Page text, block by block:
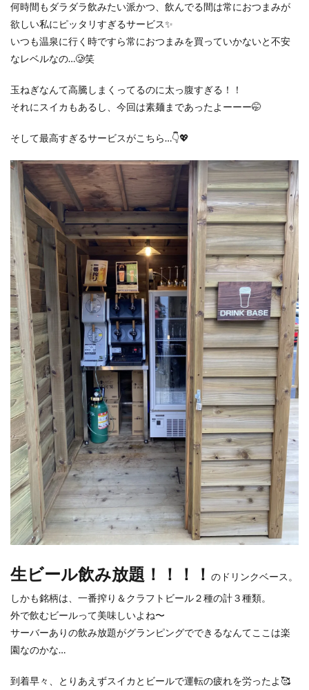
何時間もダラダラ飲みたい派かつ、飲んでる間は常におつまみが
欲しい私にピッタリすぎるサービス✨
いつも温泉に行く時ですら常におつまみを買っていかないと不安
なレベルなの…🥲笑
玉ねぎなんて高騰しまくってるのに太っ腹すぎる！！
それにスイカもあるし、今回は素麺まであったよーーー🤭
そして最高すぎるサービスがこちら…👇💖
生ビール飲み放題！！！！ のドリンクベース。
しかも銘柄は、一番搾り＆クラフトビール２種の計３種類。
外で飲むビールって美味しいよね〜
サーバーありの飲み放題がグランピングでできるなんてここは楽
園なのかな…
到着早々、とりあえずスイカとビールで運転の疲れを労ったよ🥰